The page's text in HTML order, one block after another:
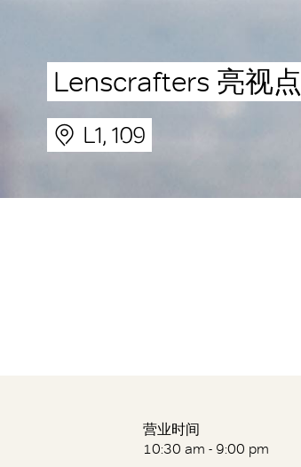
Lenscrafters 亮视点
L1, 109
营业时间
10:30 am - 9:00 pm